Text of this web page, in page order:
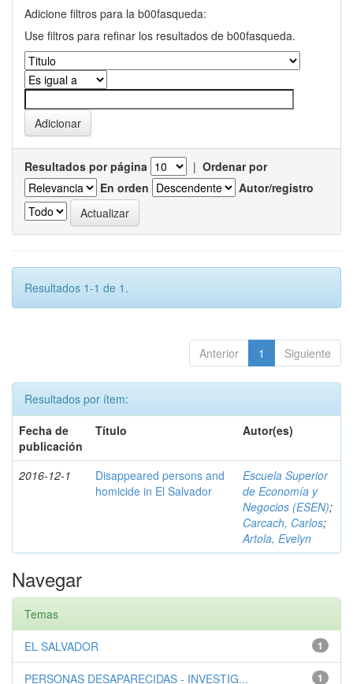
Adicione filtros para la b00fasqueda:
Use filtros para refinar los resultados de b00fasqueda.
Resultados por página | Ordenar por
En orden
Autor/registro
Resultados 1-1 de 1.
Anterior 1 Siguiente
Resultados por ítem:
Fecha de
publicación
Título Autor(es)
2016-12-1
Disappeared persons and
homicide in El Salvador
Escuela Superior
de Economía y
Negocios (ESEN);
Carcach, Carlos;
Artola, Evelyn
Navegar
Temas
1
EL SALVADOR
1
PERSONAS DESAPARECIDAS - INVESTIG...